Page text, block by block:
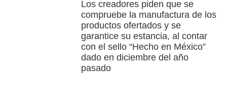
Los creadores piden que se
compruebe la manufactura de los
productos ofertados y se
garantice su estancia, al contar
con el sello “Hecho en México”
dado en diciembre del año
pasado